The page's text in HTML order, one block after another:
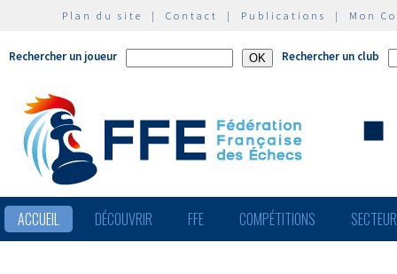
Plan du site | Contact | Publications | Mon
Rechercher un joueur Rechercher un club
ACCUEIL DÉCOUVRIR FFE COMPÉTITIONS